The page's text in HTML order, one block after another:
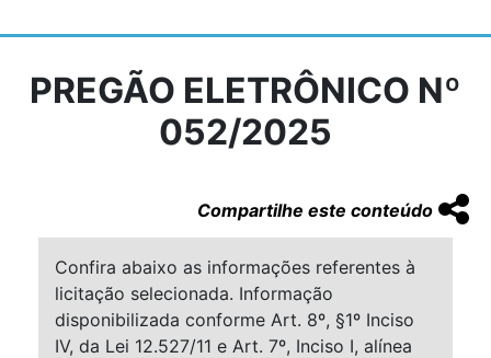
PREGÃO ELETRÔNICO Nº
052/2025
Compartilhe este conteúdo
Confira abaixo as informações referentes à
licitação selecionada. Informação
disponibilizada conforme Art. 8º, §1º Inciso
IV, da Lei 12.527/11 e Art. 7º, Inciso I, alínea